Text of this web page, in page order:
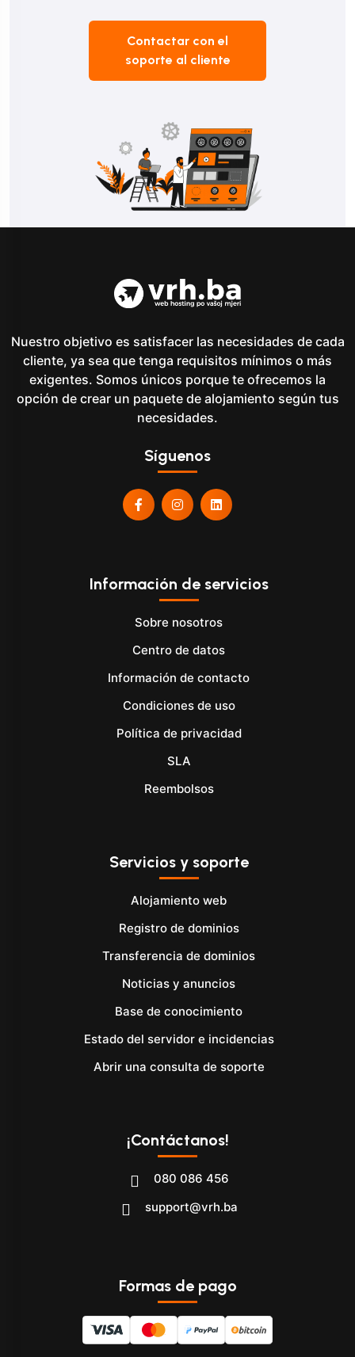
Contactar con el
soporte al cliente
Nuestro objetivo es satisfacer las necesidades de cada
cliente, ya sea que tenga requisitos mínimos o más
exigentes. Somos únicos porque te ofrecemos la
opción de crear un paquete de alojamiento según tus
necesidades.
Síguenos
Información de servicios
Sobre nosotros
Centro de datos
Información de contacto
Condiciones de uso
Política de privacidad
SLA
Reembolsos
Servicios y soporte
Alojamiento web
Registro de dominios
Transferencia de dominios
Noticias y anuncios
Base de conocimiento
Estado del servidor e incidencias
Abrir una consulta de soporte
¡Contáctanos!
080 086 456
support@vrh.ba
Formas de pago